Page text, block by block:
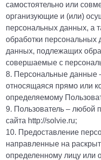
самостоятельно или
организующие и (или)
персональных данных, а
обработки персональных
данных, подлежащих
совершаемые с
8. Персональные данные
относящаяся прямо или
определяемому
9. Пользователь – любой
сайта http://solvie.ru;
10. Предоставление
направленные на
определенному лицу или